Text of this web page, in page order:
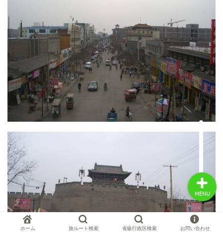
ホーム 旅ルート検索 省級行政区検索 お問い合わせ
MENU
中国お薦め観光地
中国の世界遺産
中国旅行の情報案内